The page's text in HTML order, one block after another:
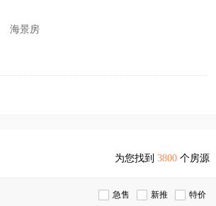
海景房
为您找到 3800 个房源
急售 新推 特价